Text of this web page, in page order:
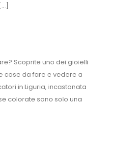
Scoprite uno dei gioielli
cose da fare e vedere a
in Liguria, incastonata
colorate sono solo una